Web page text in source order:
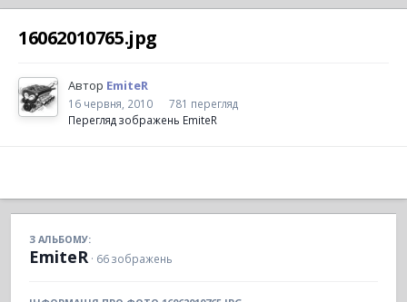
16062010765.jpg
Автор EmiteR
16 червня, 2010
781 перегляд
Перегляд зображень EmiteR
З АЛЬБОМУ:
EmiteR · 66 зображень